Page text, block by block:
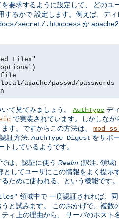
要求するように設定して、 どの
するかで 設定します。例えば、ディ
secret/.htaccess か
Files"
file
apache/passwd/passwords
て見てみましょう。 AuthType デ
で実装されています。しかしな
す。ですからこの方法は、
証方法: AuthType Digest をサポ
トしているようです。
は、認証に使う Realm (訳注: 領域)
としてユーザにこの情報をよく提
ために使われる、という機能です。
領域中で 一度認証されれば、
と試みます。 このおかげで、複
ィ上の理由から、 サーバのホス